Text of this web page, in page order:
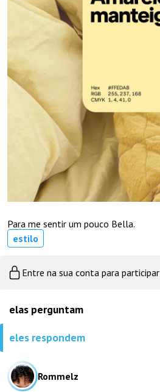
Para me sentir um pouco Bella.
estilo
Entre na sua conta para participar
elas perguntam
eles respondem
Rommelz